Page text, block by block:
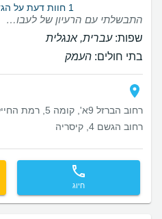
1 חוות דעת על הגדלת חזה בהזרקת שומן
התבשלתי עם הרעיון של לעבור הגדלת חזה במשך שנים והגעתי לד״ר שומר אחרי מחקר מעמיק בנושא וכמובן שעם הרבה שאלות. אני בחורה נמוכה ורזה והייתי שטוחה לגמרי וידעתי שאני רוצה לקבל תוצאה שתיראה טבעית עד כמה שאפשר. מהמפגש הראשון ד״ר שומר שיקפה לי את התהליך והייתה קשובה לבקשותיי החוזרות והחופרות לשתל לא גדול מדי שיראה הכי טבעי שיש, והכל תוך מתן יחס נעים ואדיב בכל צעד מהמפגש הראשון ועד אחרי הניתוח כשהתקשרה לשאול מה שלומי והייתה תמיד זמינה לענות לי על כל שאלה שהייתה לי לגבי ההחלמה (והיו לי….) אני כל כך שמחה שבחרתי בד״ר שומר ובטחתי בה כי באמת שהתוצאה לא פחות ממושלמת והתעלתה על כל הציפיות שהיו לי ממליצה מאוד מאוד מאוד!!!
שפות:עברית, אנגלית
בתי חולים: העמק
רחוב הברזל 9א', קומה 5, רמת החייל, תל אביב
רחוב הגשם 4, קיסריה
חיוג